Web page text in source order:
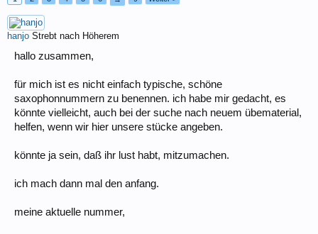
hanjo Strebt nach Höherem
hallo zusammen,
für mich ist es nicht einfach typische, schöne
saxophonnummern zu benennen. ich habe mir gedacht, es
könnte vielleicht, auch bei der suche nach neuem übematerial,
helfen, wenn wir hier unsere stücke angeben.
könnte ja sein, daß ihr lust habt, mitzumachen.
ich mach dann mal den anfang.
meine aktuelle nummer,